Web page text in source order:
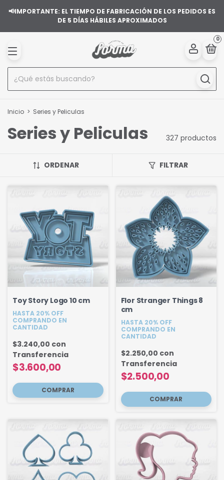
📢IMPORTANTE: EL TIEMPO DE FABRICACIÓN DE LOS PEDIDOS ES
DE 5 DÍAS HÁBILES APROXIMADOS
0
Inicio > Series y Peliculas
Series y Peliculas 327 productos
ORDENAR FILTRAR
Toy Story Logo 10 cm
HASTA 20% OFF
COMPRANDO EN
CANTIDAD
$3.600,00
$3.240,00 con
Transferencia
Flor Stranger Things 8
cm
HASTA 20% OFF
COMPRANDO EN
CANTIDAD
$2.500,00
$2.250,00 con
Transferencia